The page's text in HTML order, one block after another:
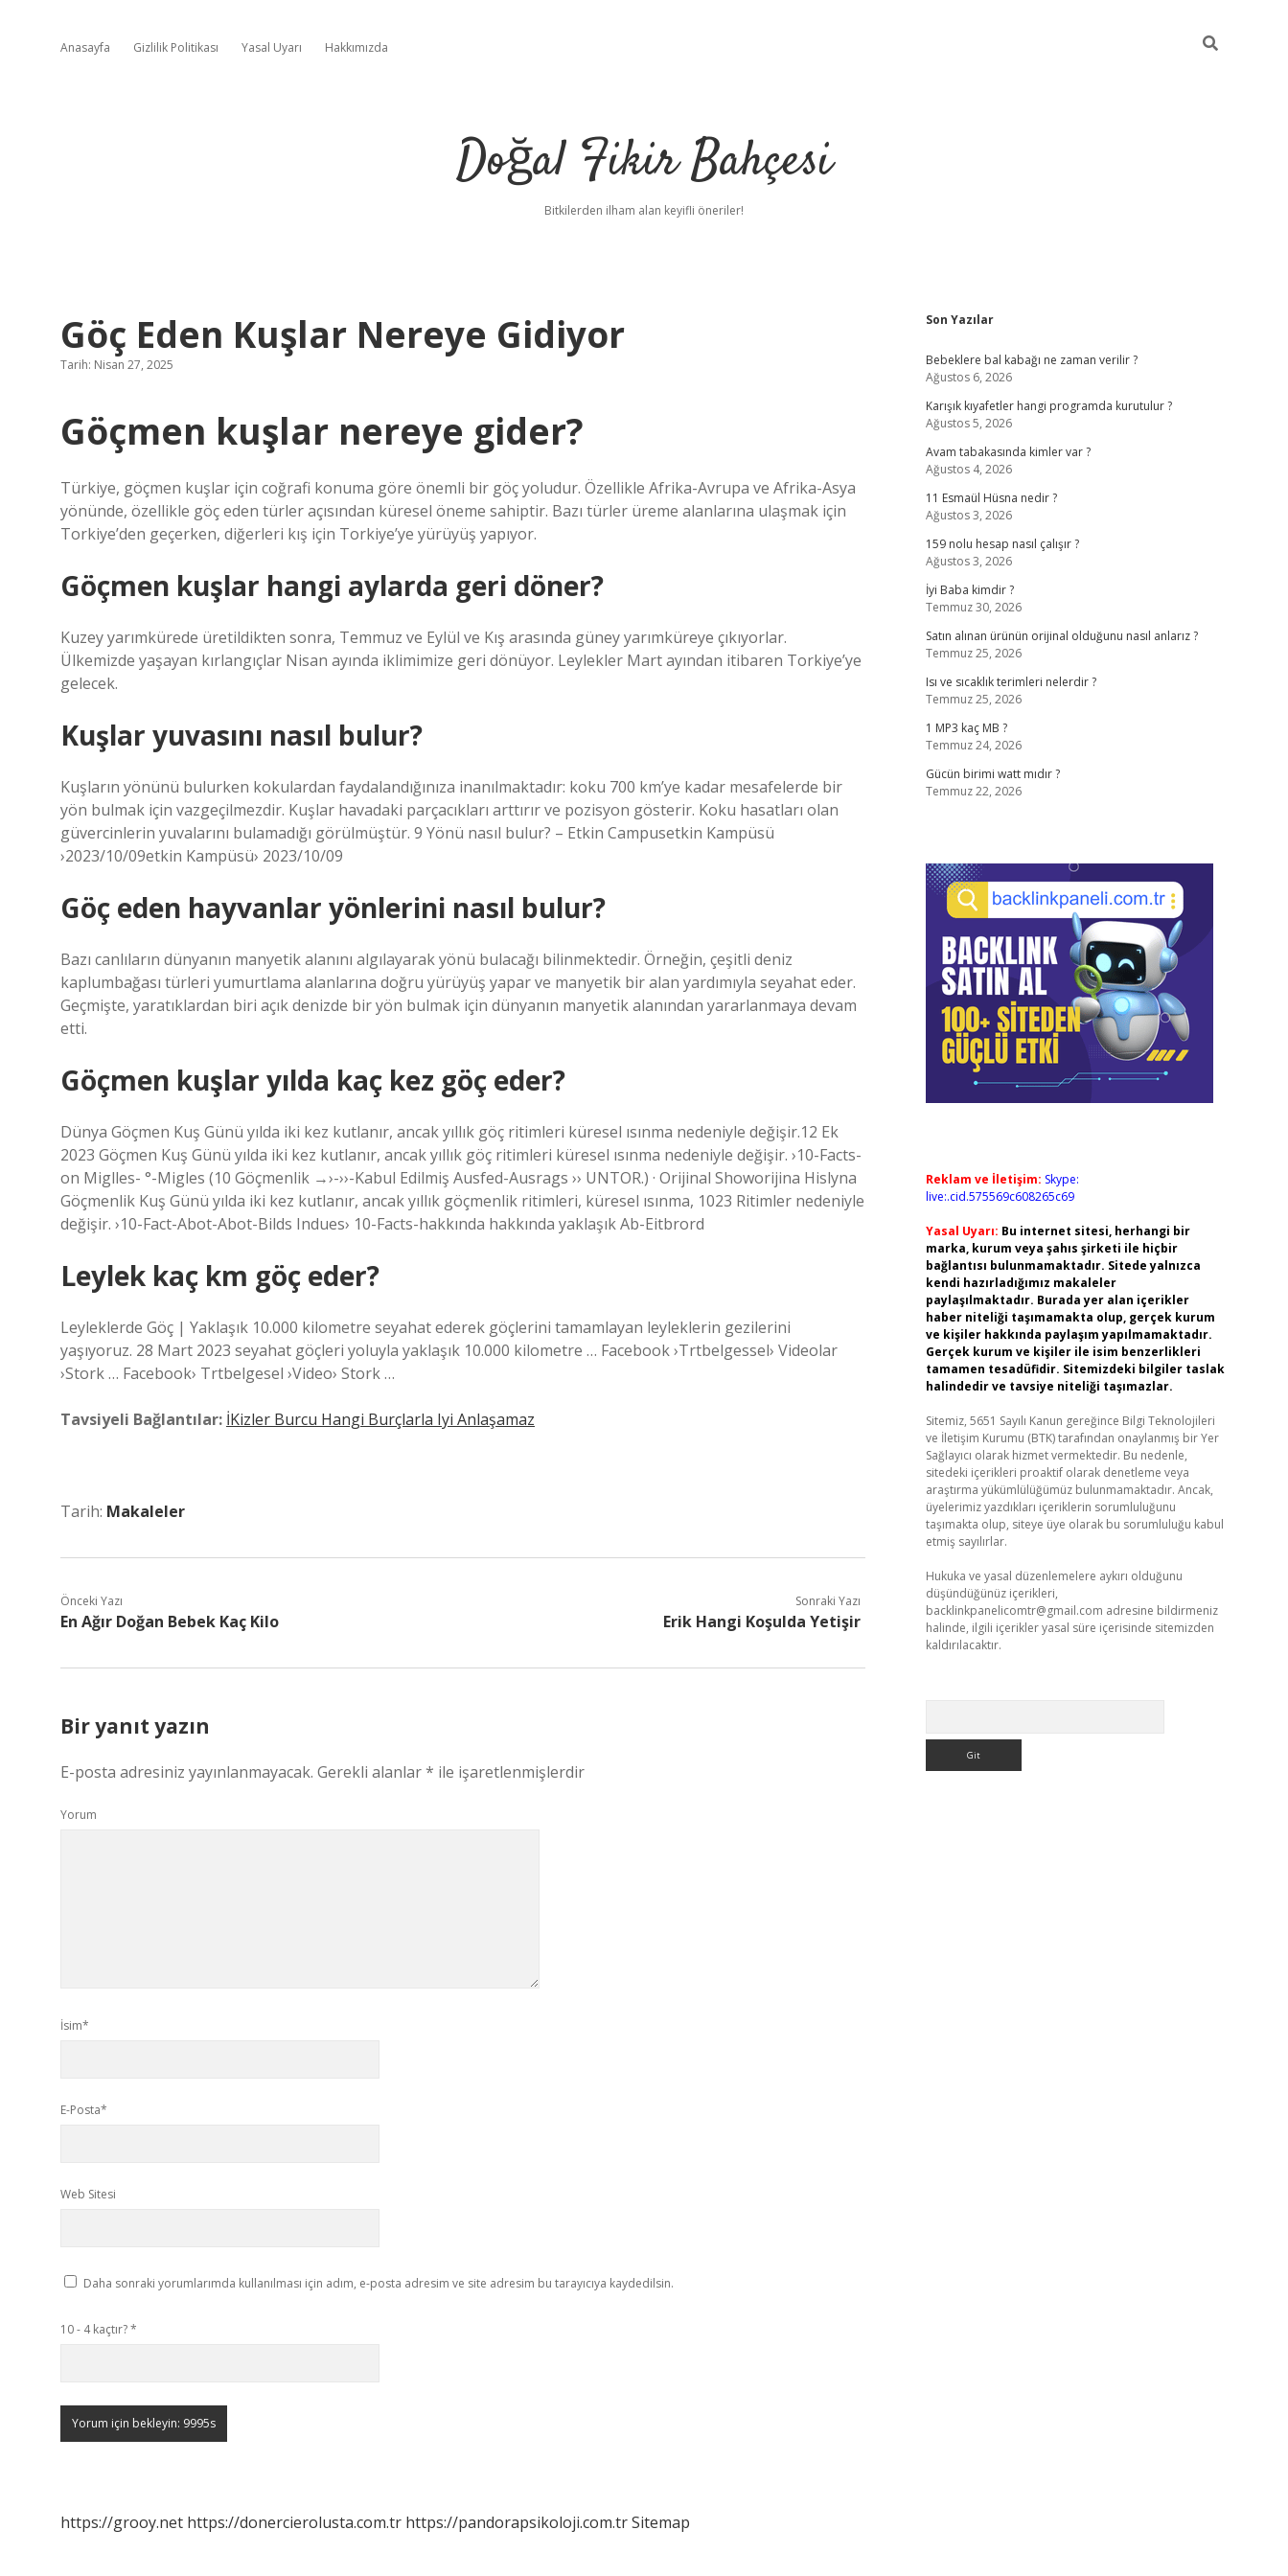
Anasayfa Gizlilik Politikası Yasal Uyarı Hakkımızda
Doğal Fikir Bahçesi
Bitkilerden ilham alan keyifli öneriler!
Göç Eden Kuşlar Nereye Gidiyor
Tarih: Nisan 27, 2025
Göçmen kuşlar nereye gider?
Türkiye, göçmen kuşlar için coğrafi konuma göre önemli bir göç yoludur. Özellikle Afrika-Avrupa ve Afrika-Asya
yönünde, özellikle göç eden türler açısından küresel öneme sahiptir. Bazı türler üreme alanlarına ulaşmak için
Torkiye’den geçerken, diğerleri kış için Torkiye’ye yürüyüş yapıyor.
Göçmen kuşlar hangi aylarda geri döner?
Kuzey yarımkürede üretildikten sonra, Temmuz ve Eylül ve Kış arasında güney yarımküreye çıkıyorlar.
Ülkemizde yaşayan kırlangıçlar Nisan ayında iklimimize geri dönüyor. Leylekler Mart ayından itibaren Torkiye’ye
gelecek.
Kuşlar yuvasını nasıl bulur?
Kuşların yönünü bulurken kokulardan faydalandığınıza inanılmaktadır: koku 700 km’ye kadar mesafelerde bir
yön bulmak için vazgeçilmezdir. Kuşlar havadaki parçacıkları arttırır ve pozisyon gösterir. Koku hasatları olan
güvercinlerin yuvalarını bulamadığı görülmüştür. 9 Yönü nasıl bulur? – Etkin Campusetkin Kampüsü
›2023/10/09etkin Kampüsü› 2023/10/09
Göç eden hayvanlar yönlerini nasıl bulur?
Bazı canlıların dünyanın manyetik alanını algılayarak yönü bulacağı bilinmektedir. Örneğin, çeşitli deniz
kaplumbağası türleri yumurtlama alanlarına doğru yürüyüş yapar ve manyetik bir alan yardımıyla seyahat eder.
Geçmişte, yaratıklardan biri açık denizde bir yön bulmak için dünyanın manyetik alanından yararlanmaya devam
etti.
Göçmen kuşlar yılda kaç kez göç eder?
Dünya Göçmen Kuş Günü yılda iki kez kutlanır, ancak yıllık göç ritimleri küresel ısınma nedeniyle değişir.12 Ek
2023 Göçmen Kuş Günü yılda iki kez kutlanır, ancak yıllık göç ritimleri küresel ısınma nedeniyle değişir. ›10-Facts-
on Miglles- °-Migles (10 Göçmenlik →›-››-Kabul Edilmiş Ausfed-Ausrags ›› UNTOR.) · Orijinal Showorijina Hislyna
Göçmenlik Kuş Günü yılda iki kez kutlanır, ancak yıllık göçmenlik ritimleri, küresel ısınma, 1023 Ritimler nedeniyle
değişir. ›10-Fact-Abot-Abot-Bilds Indues› 10-Facts-hakkında hakkında yaklaşık Ab-Eitbrord
Leylek kaç km göç eder?
Leyleklerde Göç | Yaklaşık 10.000 kilometre seyahat ederek göçlerini tamamlayan leyleklerin gezilerini
yaşıyoruz. 28 Mart 2023 seyahat göçleri yoluyla yaklaşık 10.000 kilometre … Facebook ›Trtbelgessel› Videolar
›Stork … Facebook› Trtbelgesel ›Video› Stork …
Tavsiyeli Bağlantılar: İKizler Burcu Hangi Burçlarla Iyi Anlaşamaz
Tarih: Makaleler
Önceki Yazı
En Ağır Doğan Bebek Kaç Kilo
Sonraki Yazı
Erik Hangi Koşulda Yetişir
Bir yanıt yazın
E-posta adresiniz yayınlanmayacak. Gerekli alanlar* ile işaretlenmişlerdir
Yorum
İsim*
E-Posta*
Web Sitesi
Daha sonraki yorumlarımda kullanılması için adım, e-posta adresim ve site adresim bu tarayıcıya kaydedilsin.
10 - 4 kaçtır?*
https://grooy.net https://donercierolusta.com.tr https://pandorapsikoloji.com.trSitemap
Sidebar
Son Yazılar
Bebeklere bal kabağı ne zaman verilir ?
Ağustos 6, 2026
Karışık kıyafetler hangi programda kurutulur ?
Ağustos 5, 2026
Avam tabakasında kimler var ?
Ağustos 4, 2026
11 Esmaül Hüsna nedir ?
Ağustos 3, 2026
159 nolu hesap nasıl çalışır ?
Ağustos 3, 2026
İyi Baba kimdir ?
Temmuz 30, 2026
Satın alınan ürünün orijinal olduğunu nasıl anlarız ?
Temmuz 25, 2026
Isı ve sıcaklık terimleri nelerdir ?
Temmuz 25, 2026
1 MP3 kaç MB ?
Temmuz 24, 2026
Gücün birimi watt mıdır ?
Temmuz 22, 2026
Reklam ve İletişim: Skype:
live:.cid.575569c608265c69
Yasal Uyarı: Bu internet sitesi, herhangi bir
marka, kurum veya şahıs şirketi ile hiçbir
bağlantısı bulunmamaktadır. Sitede yalnızca
kendi hazırladığımız makaleler
paylaşılmaktadır. Burada yer alan içerikler
haber niteliği taşımamakta olup, gerçek kurum
ve kişiler hakkında paylaşım yapılmamaktadır.
Gerçek kurum ve kişiler ile isim benzerlikleri
tamamen tesadüfidir. Sitemizdeki bilgiler taslak
halindedir ve tavsiye niteliği taşımazlar.
Sitemiz, 5651 Sayılı Kanun gereğince Bilgi Teknolojileri
ve İletişim Kurumu (BTK) tarafından onaylanmış bir Yer
Sağlayıcı olarak hizmet vermektedir. Bu nedenle,
sitedeki içerikleri proaktif olarak denetleme veya
araştırma yükümlülüğümüz bulunmamaktadır. Ancak,
üyelerimiz yazdıkları içeriklerin sorumluluğunu
taşımakta olup, siteye üye olarak bu sorumluluğu kabul
etmiş sayılırlar.
Hukuka ve yasal düzenlemelere aykırı olduğunu
düşündüğünüz içerikleri,
backlinkpanelicomtr@gmail.com adresine bildirmeniz
halinde, ilgili içerikler yasal süre içerisinde sitemizden
kaldırılacaktır.